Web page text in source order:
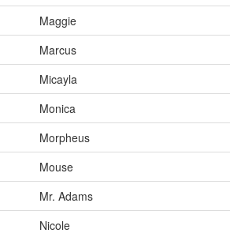
Maggie
Marcus
Micayla
Monica
Morpheus
Mouse
Mr. Adams
Nicole